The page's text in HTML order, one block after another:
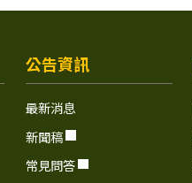
公告資訊
最新消息
新聞稿
常見問答